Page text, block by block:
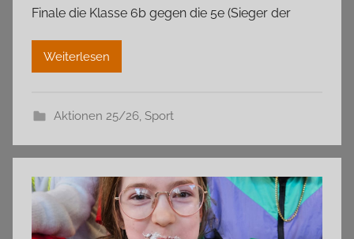
Finale die Klasse 6b gegen die 5e (Sieger der
Weiterlesen
Aktionen 25/26, Sport